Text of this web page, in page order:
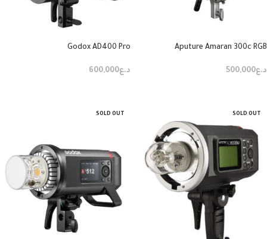
Aputure Amaran 300c RGB
د.ع500,000
Godox AD400 Pro
د.ع600,000
SOLD OUT
SOLD OUT